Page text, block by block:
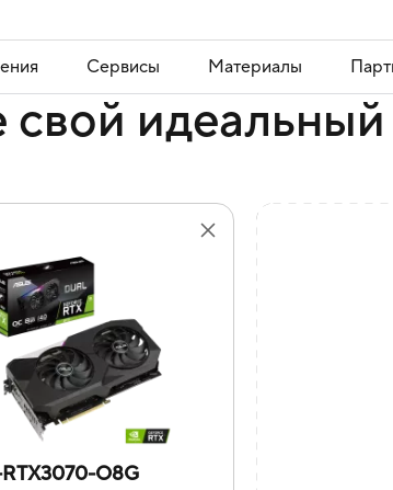
Сервисы Материалы
свой
O8G